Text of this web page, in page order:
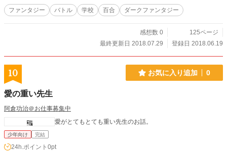
ファンタジー バトル 学校 百合 ダークファンタジー
感想数 0
125ページ
最終更新日 2018.07.29
登録日 2018.06.19
10 お気に入り追加 0
愛の重い先生
阿倉功治＠お仕事募集中
愛がとてもとても重い先生のお話。
少年向け 完結
24h.ポイント 0pt